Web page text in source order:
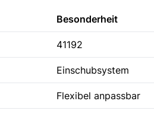
Besonderheit
41192
Einschubsystem
Flexibel anpassbar